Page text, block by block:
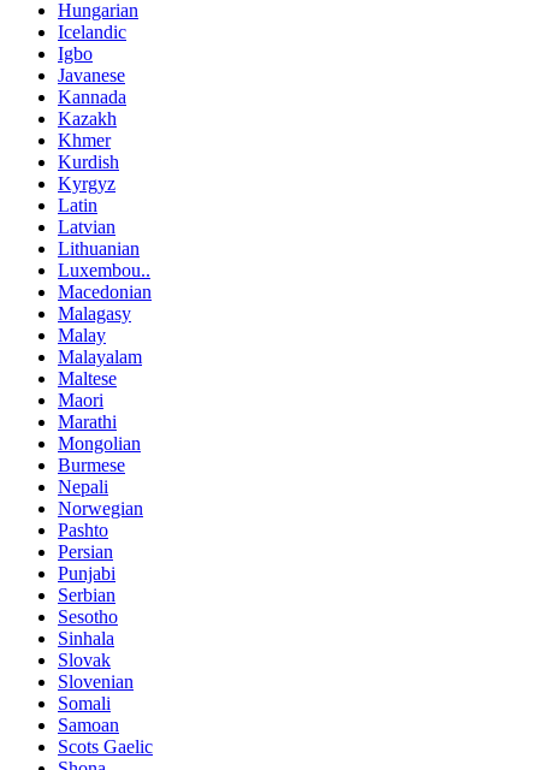
Hungarian
Icelandic
Igbo
Javanese
Kannada
Kazakh
Khmer
Kurdish
Kyrgyz
Latin
Latvian
Lithuanian
Luxembou..
Macedonian
Malagasy
Malay
Malayalam
Maltese
Maori
Marathi
Mongolian
Burmese
Nepali
Norwegian
Pashto
Persian
Punjabi
Serbian
Sesotho
Sinhala
Slovak
Slovenian
Somali
Samoan
Scots Gaelic